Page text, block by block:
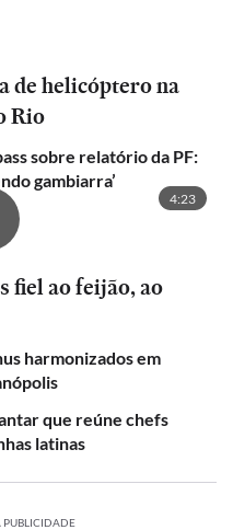
de helicóptero na
Rio
sobre relatório da PF:
gambiarra’
4:23
fiel ao feijão, ao
harmonizados em
que reúne chefs
latinas
PUBLICIDADE